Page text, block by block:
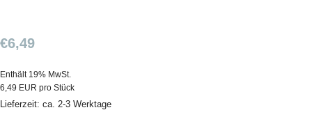
€6,49
Enthält 19% MwSt.
6,49 EUR pro Stück
Lieferzeit: ca. 2-3 Werktage